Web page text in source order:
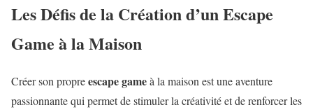
Les Défis de la Création d’un Escape
Game à la Maison
Créer son propreescape gameà la maison est une aventure
passionnante qui permet de stimuler la créativité et de renforcer les